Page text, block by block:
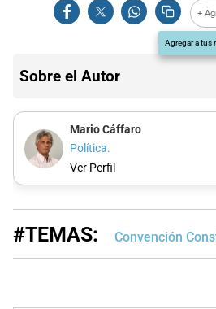
+
Agregar a tus
Sobre el Autor
Mario Cáffaro
Política.
Ver Perfil
#TEMAS: Convención